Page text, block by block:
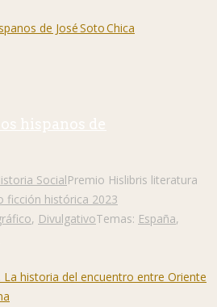
hispanos de
SocialPremio Hislibris literatura
ficción histórica 2023
, DivulgativoTemas: España,